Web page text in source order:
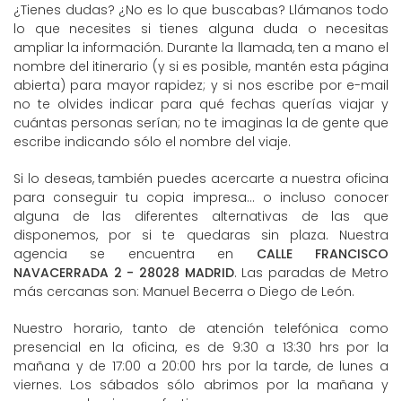
¿Tienes dudas? ¿No es lo que buscabas? Llámanos todo
lo que necesites si tienes alguna duda o necesitas
ampliar la información. Durante la llamada, ten a mano el
nombre del itinerario (y si es posible, mantén esta página
abierta) para mayor rapidez; y si nos escribe por e-mail
no te olvides indicar para qué fechas querías viajar y
cuántas personas serían; no te imaginas la de gente que
escribe indicando sólo el nombre del viaje.
Si lo deseas, también puedes acercarte a nuestra oficina
para conseguir tu copia impresa... o incluso conocer
alguna de las diferentes alternativas de las que
disponemos, por si te quedaras sin plaza. Nuestra
agencia se encuentra en CALLE FRANCISCO
NAVACERRADA 2 - 28028 MADRID. Las paradas de Metro
más cercanas son: Manuel Becerra o Diego de León.
Nuestro horario, tanto de atención telefónica como
presencial en la oficina, es de 9:30 a 13:30 hrs por la
mañana y de 17:00 a 20:00 hrs por la tarde, de lunes a
viernes. Los sábados sólo abrimos por la mañana y